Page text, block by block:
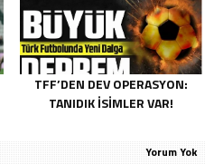
TFF’DEN DEV OPERASYON:
TANIDIK İSIMLER VAR!
Yorum Yok